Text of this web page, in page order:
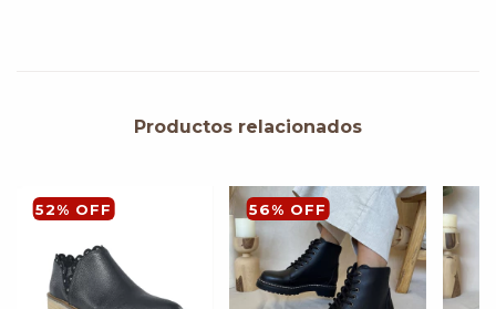
Productos relacionados
52% OFF 56% OFF